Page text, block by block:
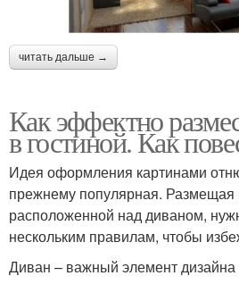
читать дальше →
Как эффектно
в гостиной. Как
Идея оформления картинами
прежнему популярная. Размещая
расположенной над диваном,
нескольким правилам, чтобы
Диван – важный элемент дизайна